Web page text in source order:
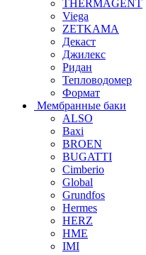
THERMAGENT
Viega
ZETKAMA
Декаст
Джилекс
Ридан
Тепловодомер
Формат
Мембранные баки
ALSO
Baxi
BROEN
BUGATTI
Cimberio
Global
Grundfos
Hermes
HERZ
HME
IMI